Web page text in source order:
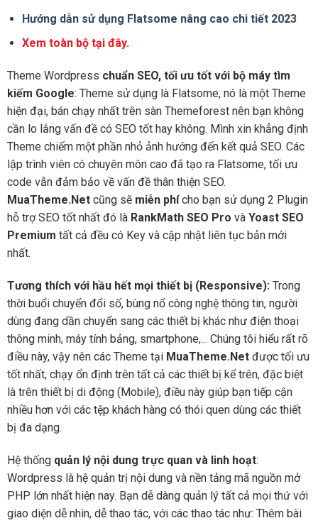
Hướng dẫn sử dụng Flatsome nâng cao chi tiết 2023
Xem toàn bộ tại đây.
Theme Wordpress chuẩn SEO, tối ưu tốt với bộ máy tìm
kiếm Google: Theme sử dụng là Flatsome, nó là một Theme
hiện đại, bán chạy nhất trên sàn Themeforest nên bạn không
cần lo lắng vấn đề có SEO tốt hay không. Mình xin khẳng định
Theme chiếm một phần nhỏ ảnh hướng đến kết quả SEO. Các
lập trình viên có chuyên môn cao đã tạo ra Flatsome, tối ưu
code vẫn đảm bảo về vấn đề thân thiện SEO.
MuaTheme.Net cũng sẽ miễn phícho bạn sử dụng 2 Plugin
hỗ trợ SEO tốt nhất đó là RankMath SEO Pro và Yoast SEO
Premium tất cả đều có Key và cập nhật liên tục bản mới
nhất.
Tương thích với hầu hết mọi thiết bị (Responsive): Trong
thời buổi chuyển đổi số, bùng nổ công nghệ thông tin, người
dùng đang dần chuyển sang các thiết bị khác như điện thoại
thông minh, máy tính bảng, smartphone,... Chúng tôi hiểu rất rõ
điều này, vậy nên các Theme tại MuaTheme.Net được tối ưu
tốt nhất, chạy ổn định trên tất cả các thiết bị kể trên, đặc biệt
là trên thiết bị di động (Mobile), điều này giúp bạn tiếp cận
nhiều hơn với các tệp khách hàng có thói quen dùng các thiết
bị đa dạng.
Hệ thống quản lý nội dung trực quan và linh hoạt:
Wordpress là hệ quản trị nội dung và nền tảng mã nguồn mở
PHP lớn nhất hiện nay. Bạn dễ dàng quản lý tất cả mọi thứ với
giao diện dễ nhìn, dễ thao tác, với các thao tác như: Thêm bài